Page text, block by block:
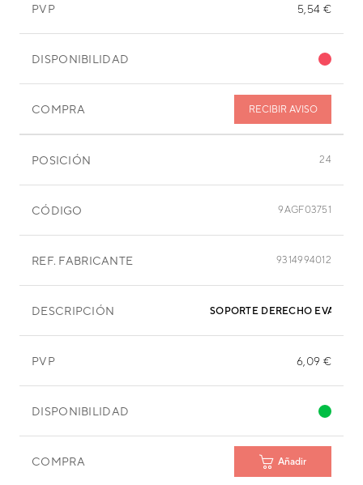
PVP 5,54 €
DISPONIBILIDAD
COMPRA RECIBIR AVISO
POSICIÓN 24
CÓDIGO 9AGF03751
REF. FABRICANTE 9314994012
DESCRIPCIÓN
PVP 6,09 €
DISPONIBILIDAD
COMPRA Añadir